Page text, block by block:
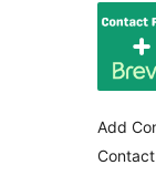
Add